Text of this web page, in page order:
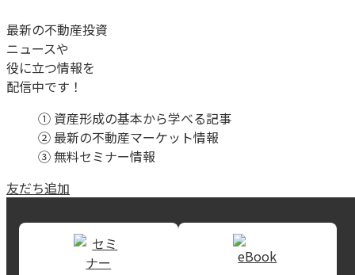
最新の不動産投資
ニュースや
役に立つ情報を
配信中です！
① 資産形成の基本から学べる記事
② 最新の不動産マーケット情報
③ 無料セミナー情報
友だち追加